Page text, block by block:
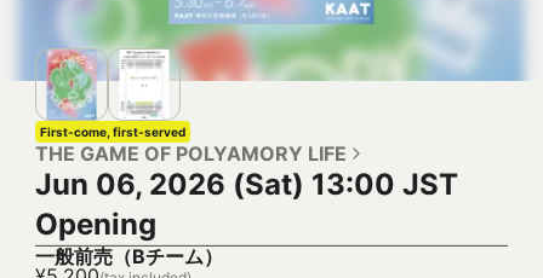
First-come, first-served
THE GAME OF POLYAMORY LIFE
Jun 06, 2026 (Sat) 13:00 JST
Opening
一般前売（Bチーム）